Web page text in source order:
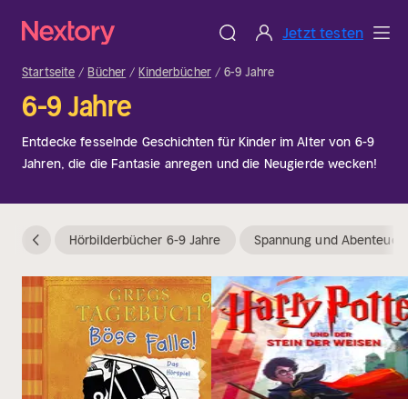
Jetzt testen
Startseite Bücher Kinderbücher 6-9 Jahre
6-9 Jahre
Entdecke fesselnde Geschichten für Kinder im Alter von 6-9
Jahren, die die Fantasie anregen und die Neugierde wecken!
Hörbilderbücher 6-9 Jahre Spannung und